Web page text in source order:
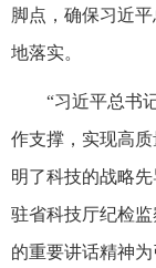
脚点，确保习近
地落实。
“习近平总书
作支撑，实现高
明了科技的战略
驻省科技厅纪检
的重要讲话精神